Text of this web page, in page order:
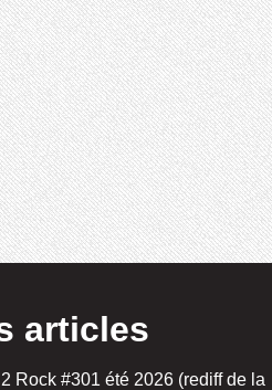
articles
Rock #301 été 2026 (rediff de la